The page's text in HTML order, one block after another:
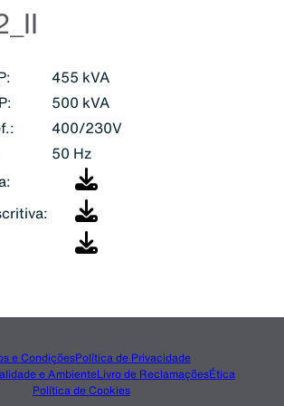
455 kVA
500 kVA
400/230V
50 Hz
e CondiçõesPolítica de Privacidade
e AmbienteLivro de ReclamaçõesÉtica
Política de Cookies